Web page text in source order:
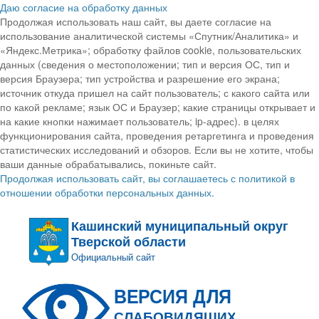
Даю согласие на обработку данных
Продолжая использовать наш сайт, вы даете согласие на
использование аналитической системы «Спутник/Аналитика» и
«Яндекс.Метрика»; обработку файлов cookie, пользовательских
данных (сведения о местоположении; тип и версия ОС, тип и
версия Браузера; тип устройства и разрешение его экрана;
источник откуда пришел на сайт пользователь; с какого сайта или
по какой рекламе; язык ОС и Браузер; какие страницы открывает и
на какие кнопки нажимает пользователь; ip-адрес). в целях
функционирования сайта, проведения ретаргетинга и проведения
статистических исследований и обзоров. Если вы не хотите, чтобы
ваши данные обрабатывались, покиньте сайт.
Продолжая использовать сайт, вы соглашаетесь с политикой в
отношении обработки персональных данных.